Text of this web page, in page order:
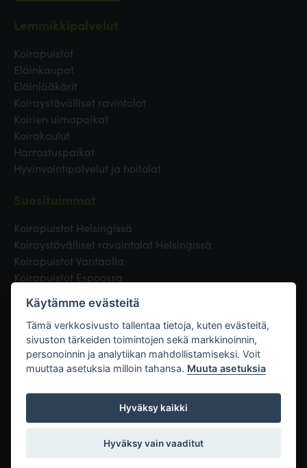
Koirapuistot
Eläinkaupat
Eläinlääkärit
Koiraystävälliset ravintolat
Koirien uimapaikat
Koirakoulut
Harrastuspaikat
Hyvinvointipalvelut ja hoitolat
Koirapuistot Helsingissä
Koiraystävälliset ravaintolat Helsingissä
Koirapuistot Vantaalla
Koirapuistot Espoossa
Eläinlääkäri Helsingissä
Koirapuistot Tampereella
Linkit
Käytämme evästeitä
Tämä verkkosivusto tallentaa tietoja, kuten evästeitä,
sivuston tärkeiden toimintojen sekä markkinoinnin,
personoinnin ja analytiikan mahdollistamiseksi. Voit
muuttaa asetuksia milloin tahansa. Muuta asetuksia
Hyväksy kaikki
Hyväksy vain vaaditut